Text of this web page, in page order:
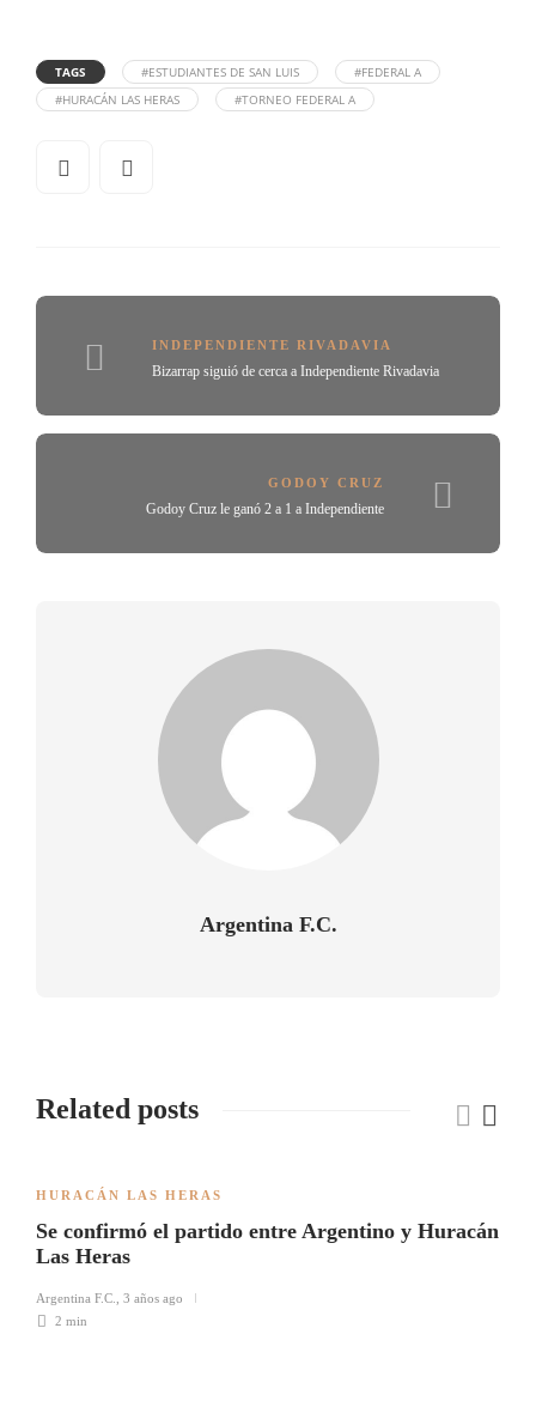
TAGS #ESTUDIANTES DE SAN LUIS
#FEDERAL A
#HURACÁN LAS HERAS
#TORNEO FEDERAL A
INDEPENDIENTE RIVADAVIA
Bizarrap siguió de cerca a Independiente Rivadavia
GODOY CRUZ
Godoy Cruz le ganó 2 a 1 a Independiente
Argentina F.C.
Related posts
HURACÁN LAS HERAS
Se confirmó el partido entre Argentino y Huracán
Las Heras
Argentina F.C.
3 años ago
2 min